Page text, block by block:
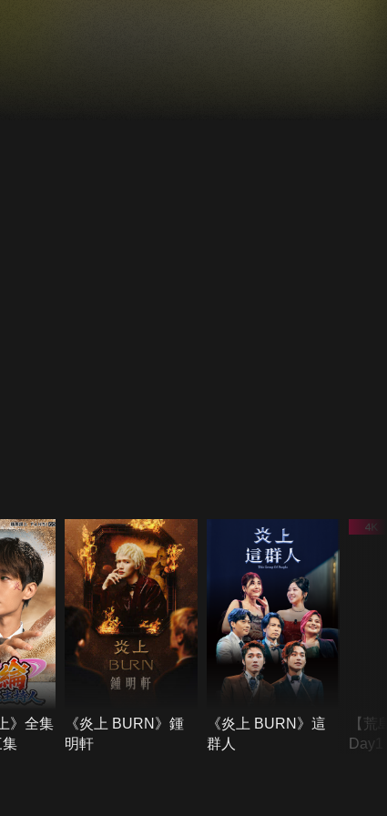
》全集
集
《炎上 BURN》鍾
明軒
《炎上 BURN》這
群人
【荒